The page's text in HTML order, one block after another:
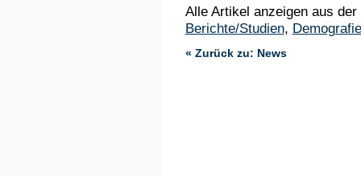
Alle Artikel anzeigen aus
Berichte/Studien, Demografie
« Zurück zu: News